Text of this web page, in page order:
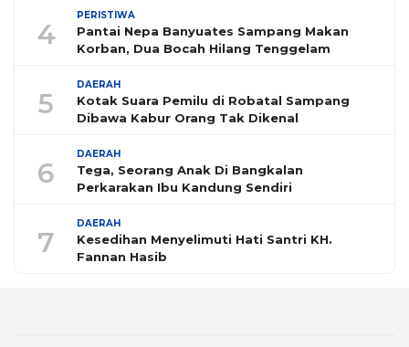
4
PERISTIWA
Pantai Nepa Banyuates Sampang Makan
Korban, Dua Bocah Hilang Tenggelam
5
DAERAH
Kotak Suara Pemilu di Robatal Sampang
Dibawa Kabur Orang Tak Dikenal
6
DAERAH
Tega, Seorang Anak Di Bangkalan
Perkarakan Ibu Kandung Sendiri
7
DAERAH
Kesedihan Menyelimuti Hati Santri KH.
Fannan Hasib